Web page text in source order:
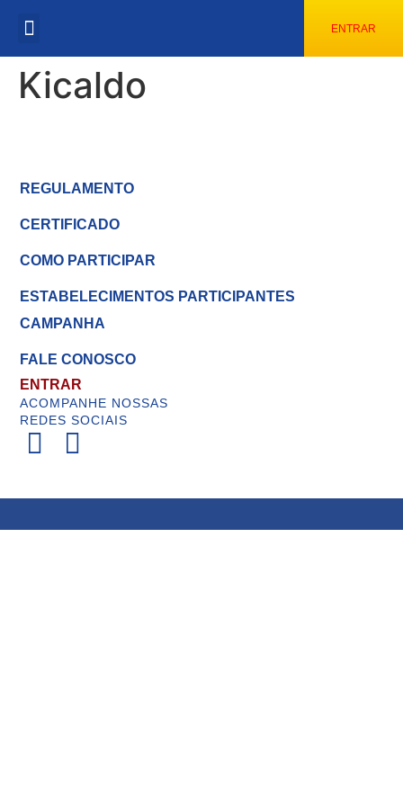
ENTRAR
Kicaldo
REGULAMENTO
CERTIFICADO
COMO PARTICIPAR
ESTABELECIMENTOS PARTICIPANTES
CAMPANHA
FALE CONOSCO
ENTRAR
ACOMPANHE NOSSAS
REDES SOCIAIS